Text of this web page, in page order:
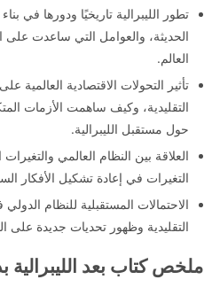
تطور الليبرالية تاريخيًا ودورها في
الحديثة، والعوامل التي ساعدت
العالم.
تأثير التحولات الاقتصادية العالمية
التقليدية، وكيف ساهمت الأزمات
حول مستقبل الليبرالية.
العلاقة بين النظام العالمي والتغيرات
التغيرات في إعادة تشكيل الأفكار
الاحتمالات المستقبلية للنظام
التقليدية وظهور تحديات جديدة على
ملخص كتاب بعد